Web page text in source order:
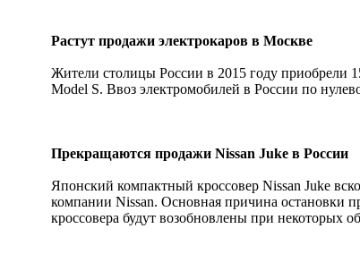
Растут продажи электрокаров в Москве
Жители столицы России в 2015 году приобрели
Model S. Ввоз электромобилей в России по
Прекращаются продажи Nissan Juke в России
Японский компактный кроссовер Nissan Juke
компании Nissan. Основная причина остановки
кроссовера будут возобновлены при некоторых